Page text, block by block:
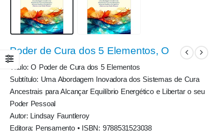
Poder de Cura dos 5 Elementos, O
Título: O Poder de Cura dos 5 Elementos
Subtítulo: Uma Abordagem Inovadora dos Sistemas de Cura
Ancestrais para Alcançar Equilíbrio Energético e Libertar o seu
Poder Pessoal
Autor: Lindsay Fauntleroy
Editora: Pensamento • ISBN: 9788531523038